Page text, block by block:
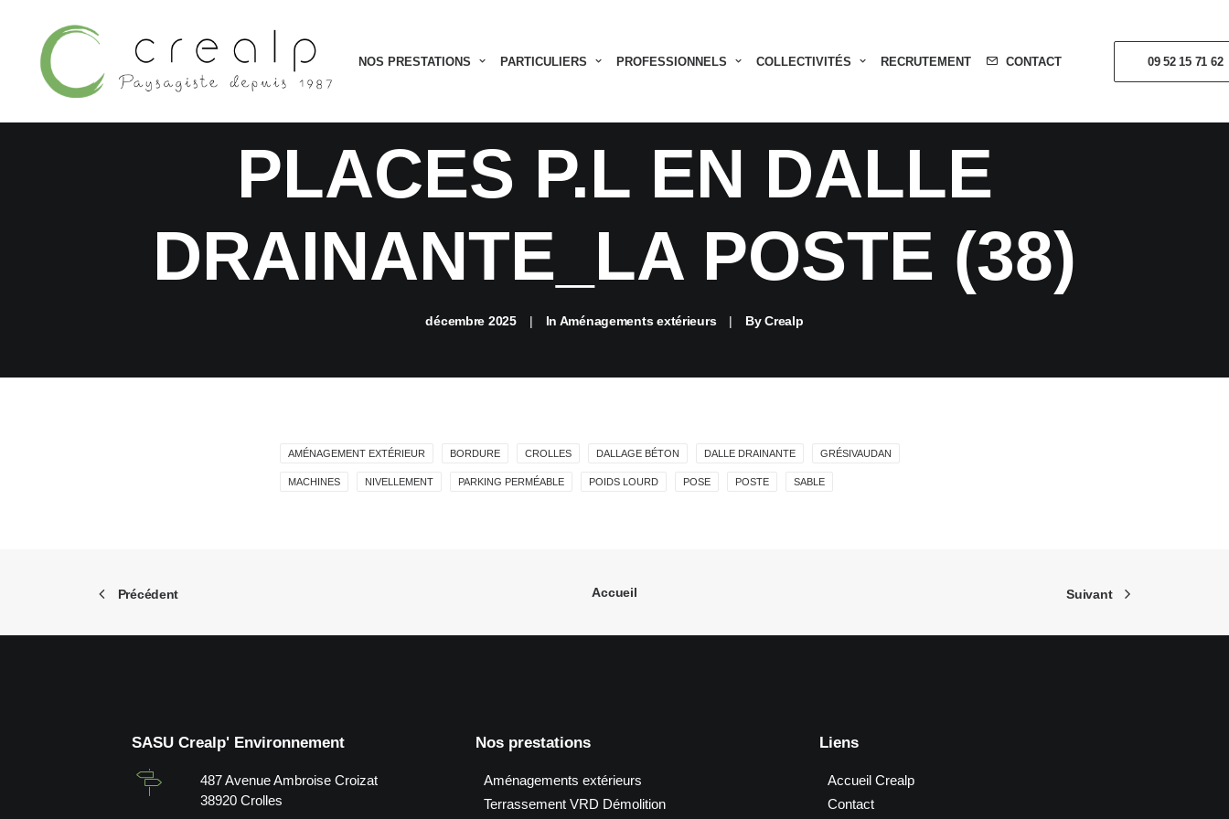
NOS PRESTATIONS PARTICULIERS PROFESSIONNELS COLLECTIVITÉS RECRUTEMENT CONTACT 09 52 15 71 62
AGRANDISSEMENT DE
PLACES P.L EN DALLE
DRAINANTE_LA POSTE (38)
décembre 2025 | In Aménagements extérieurs | ByCrealp
AMÉNAGEMENT EXTÉRIEUR BORDURE CROLLES DALLAGE BÉTON DALLE DRAINANTE GRÉSIVAUDAN
MACHINES NIVELLEMENT PARKING PERMÉABLE POIDS LOURD POSE POSTE SABLE
Précédent Accueil Suivant
SASU Crealp' Environnement
487 Avenue Ambroise Croizat
38920 Crolles
Nos prestations
Aménagements extérieurs
Terrassement VRD Démolition
Liens
Accueil Crealp
Contact